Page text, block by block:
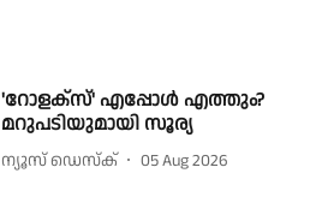
'റോളക്സ്' എപ്പോൾ എത്തും?
മറുപടിയുമായി സൂര്യ
ന്യൂസ് ഡെസ്ക് 05 Aug 2026